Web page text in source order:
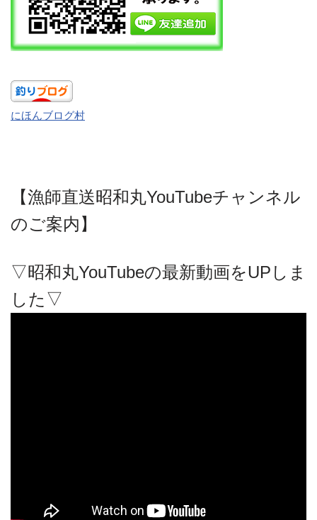
にほんブログ村
【漁師直送昭和丸YouTubeチャンネル
のご案内】
▽昭和丸YouTubeの最新動画をUPしま
した▽